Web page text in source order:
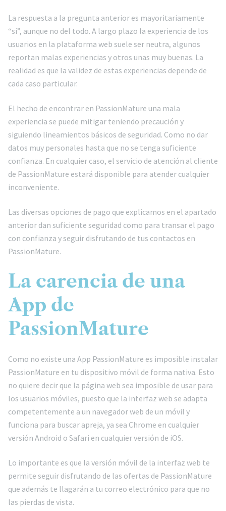
La respuesta a la pregunta anterior es mayoritariamente
“si”, aunque no del todo. A largo plazo la experiencia de los
usuarios en la plataforma web suele ser neutra, algunos
reportan malas experiencias y otros unas muy buenas. La
realidad es que la validez de estas experiencias depende de
cada caso particular.
El hecho de encontrar en PassionMature una mala
experiencia se puede mitigar teniendo precaución y
siguiendo lineamientos básicos de seguridad. Como no dar
datos muy personales hasta que no se tenga suficiente
confianza. En cualquier caso, el servicio de atención al cliente
de PassionMature estará disponible para atender cualquier
inconveniente.
Las diversas opciones de pago que explicamos en el apartado
anterior dan suficiente seguridad como para transar el pago
con confianza y seguir disfrutando de tus contactos en
PassionMature.
La carencia de una
App de
PassionMature
Como no existe una App PassionMature es imposible instalar
PassionMature en tu dispositivo móvil de forma nativa. Esto
no quiere decir que la página web sea imposible de usar para
los usuarios móviles, puesto que la interfaz web se adapta
competentemente a un navegador web de un móvil y
funciona para buscar apreja, ya sea Chrome en cualquier
versión Android o Safari en cualquier versión de iOS.
Lo importante es que la versión móvil de la interfaz web te
permite seguir disfrutando de las ofertas de PassionMature
que además te llagarán a tu correo electrónico para que no
las pierdas de vista.